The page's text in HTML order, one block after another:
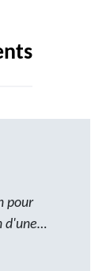
pour
d'une
sur M.